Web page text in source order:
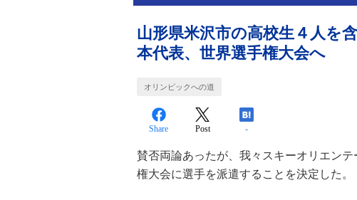
山形県米沢市の高校生４人を
本代表、世界選手権大会へ
オリンピックへの道
Share Post -
賛否両論あったが、我々スキーオリエン
権大会に選手を派遣することを決定した。